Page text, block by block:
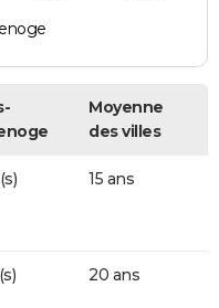
Moyenne
des villes
15 ans
20 ans